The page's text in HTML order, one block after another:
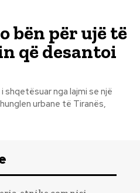
bën për ujë të
që desantoi
urbane të Tiranës,